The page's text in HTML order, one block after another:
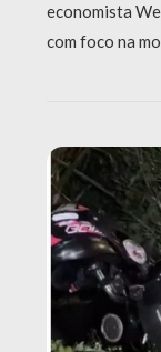
economista
com foco na